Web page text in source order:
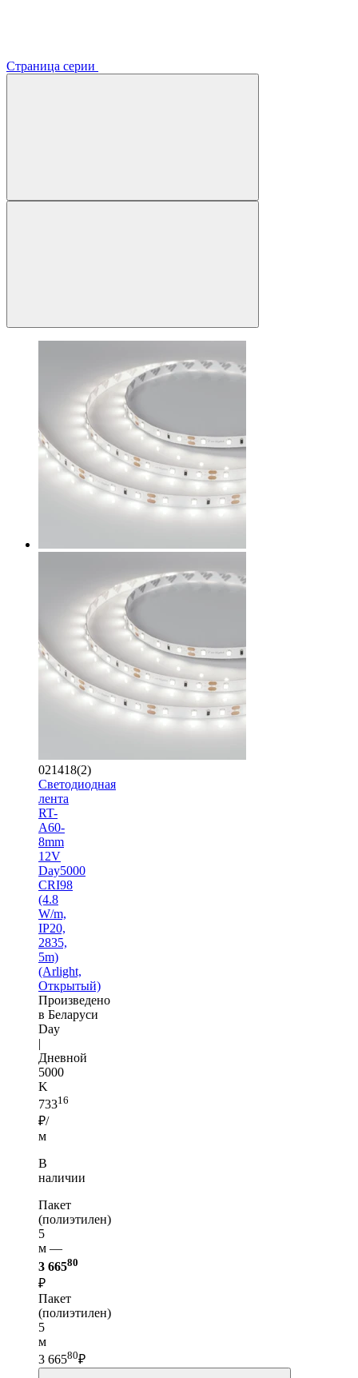
Страница серии
021418(2)
Светодиодная
лента
RT-
A60-
8mm
12V
Day5000
CRI98
(4.8
W/m,
IP20,
2835,
5m)
(Arlight,
Открытый)
Произведено
в Беларуси
Day
|
Дневной
5000
K
73316
₽/
м
В
наличии
Пакет
(полиэтилен)
5
м —
3 66580
₽
Пакет
(полиэтилен)
5
м
3 66580₽